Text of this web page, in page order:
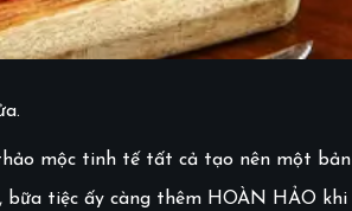
mộc tinh tế tất cả tạo nên một bản
bữa tiệc ấy càng thêm HOÀN HẢO khi